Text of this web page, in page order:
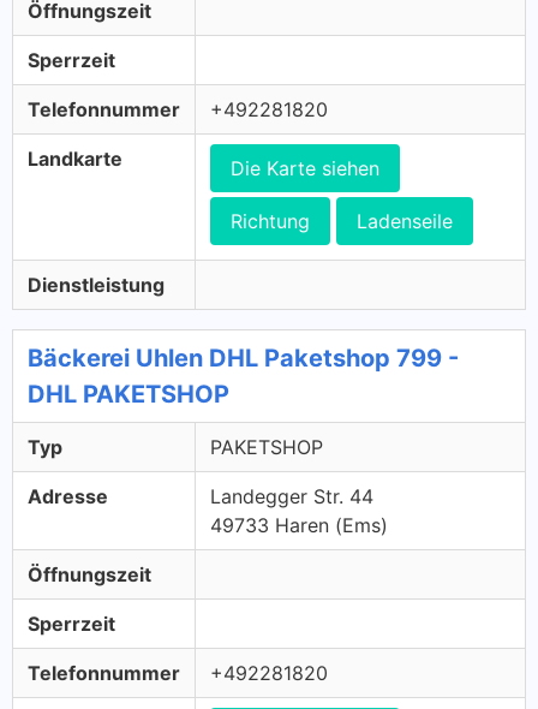
Öffnungszeit
Sperrzeit
Telefonnummer +492281820
Landkarte Die Karte siehen
Richtung Ladenseile
Dienstleistung
Bäckerei Uhlen DHL Paketshop 799 -
DHL PAKETSHOP
Typ PAKETSHOP
Adresse
Landegger Str. 44
49733 Haren (Ems)
Öffnungszeit
Sperrzeit
Telefonnummer +492281820